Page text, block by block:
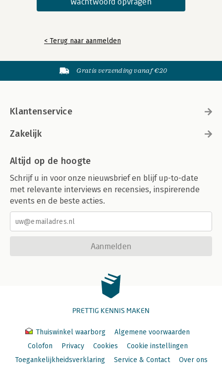
< Terug naar aanmelden
Gratis verzending vanaf €20
Klantenservice
Zakelijk
Altijd op de hoogte
Schrijf u in voor onze nieuwsbrief en blijf up-to-date
met relevante interviews en recensies, inspirerende
events en de beste acties.
Aanmelden
PRETTIG KENNIS MAKEN
Thuiswinkel waarborg
Algemene voorwaarden
Colofon
Privacy Cookies
Cookie instellingen
Toegankelijkheidsverklaring
Service & Contact Over ons